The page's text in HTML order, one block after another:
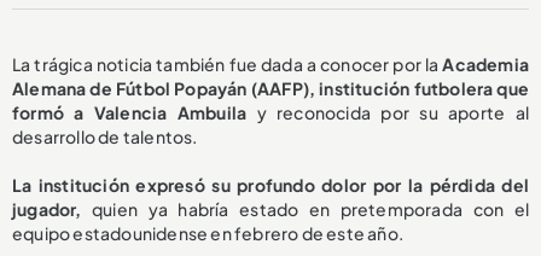
La trágica noticia también fue dada a conocer por laAcademia
Alemana de Fútbol Popayán (AAFP), institución futbolera que
formó a Valencia Ambuila y reconocida por su aporte al
desarrollo de talentos.
La institución expresó su profundo dolor por la pérdida del
jugador, quien ya habría estado en pretemporada con el
equipo estadounidense en febrero de este año.